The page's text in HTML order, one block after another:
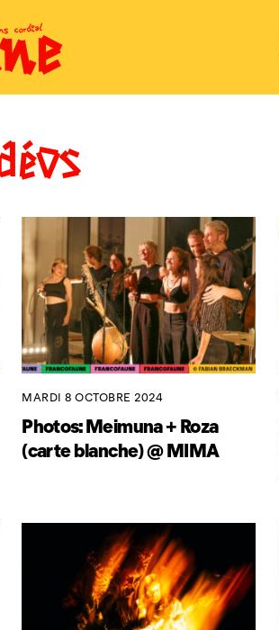
MARDI 8 OCTOBRE 2024
Photos: Meimuna + Roza
(carte blanche) @ MIMA